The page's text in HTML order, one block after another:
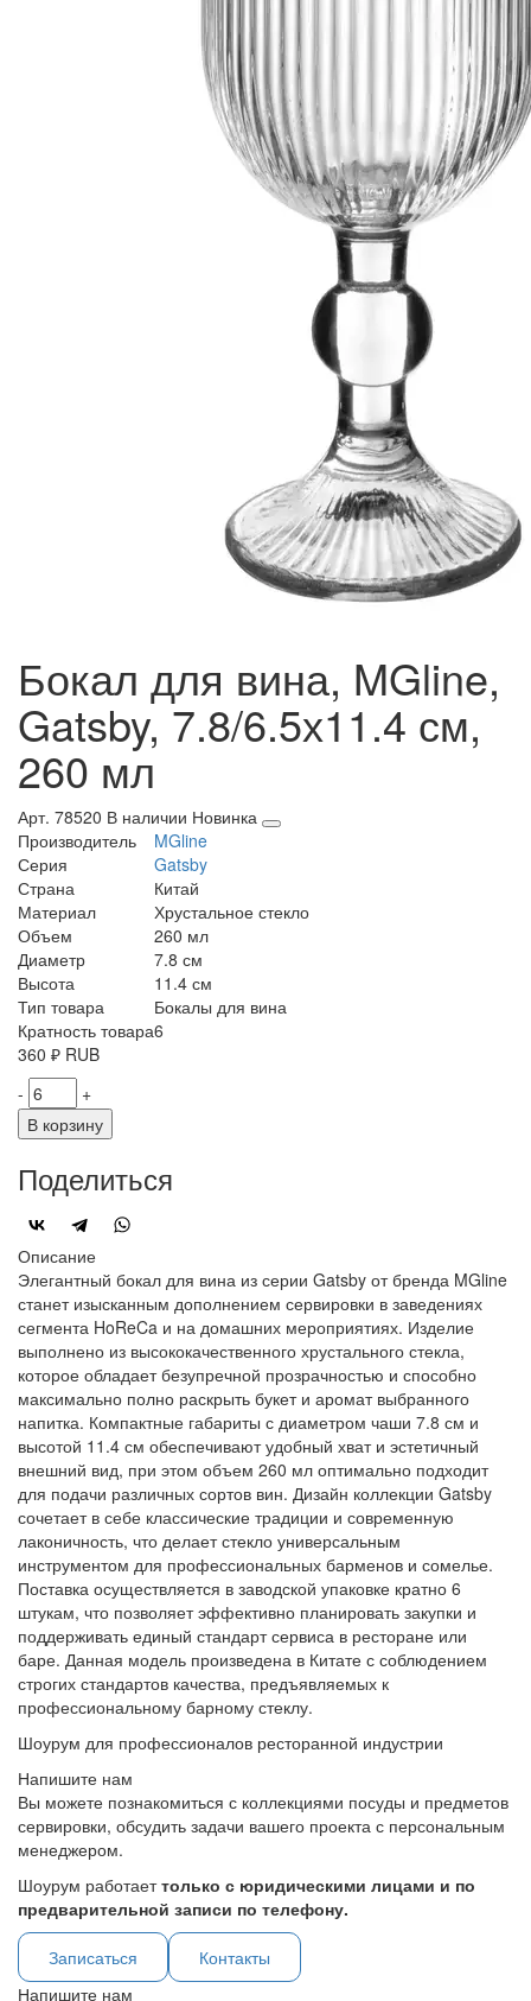
Бокал для вина, MGline,
Gatsby, 7.8/6.5х11.4 см,
260 мл
Арт. 78520 В наличии Новинка
Производитель
MGline
Серия
Gatsby
Страна
Китай
Материал
Хрустальное стекло
Объем
260 мл
Диаметр
7.8 см
Высота
11.4 см
Тип товара
Бокалы для вина
Кратность товара6
360 ₽ RUB
-
+
В корзину
Поделиться
Описание
Элегантный бокал для вина из серии Gatsby от бренда MGline
станет изысканным дополнением сервировки в заведениях
сегмента HoReCa и на домашних мероприятиях. Изделие
выполнено из высококачественного хрустального стекла,
которое обладает безупречной прозрачностью и способно
максимально полно раскрыть букет и аромат выбранного
напитка. Компактные габариты с диаметром чаши 7.8 см и
высотой 11.4 см обеспечивают удобный хват и эстетичный
внешний вид, при этом объем 260 мл оптимально подходит
для подачи различных сортов вин. Дизайн коллекции Gatsby
сочетает в себе классические традиции и современную
лаконичность, что делает стекло универсальным
инструментом для профессиональных барменов и сомелье.
Поставка осуществляется в заводской упаковке кратно 6
штукам, что позволяет эффективно планировать закупки и
поддерживать единый стандарт сервиса в ресторане или
баре. Данная модель произведена в Китате с соблюдением
строгих стандартов качества, предъявляемых к
профессиональному барному стеклу.
Шоурум для профессионалов ресторанной индустрии
Напишите нам
Вы можете познакомиться с коллекциями посуды и предметов
сервировки, обсудить задачи вашего проекта с персональным
менеджером.
Шоурум работаеттолько с юридическими лицами и по
предварительной записи по телефону.
Записаться
Контакты
Напишите нам